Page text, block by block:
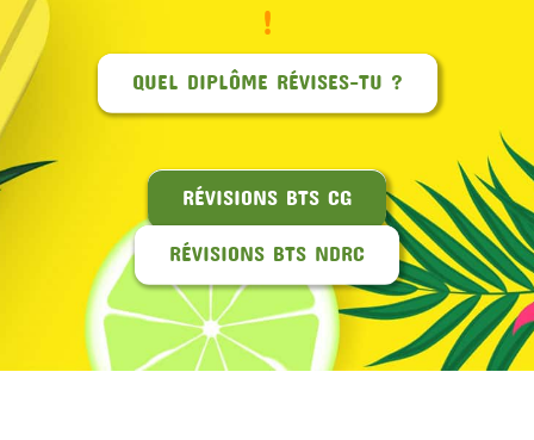
!
QUEL DIPLÔME RÉVISES-TU ?
RÉVISIONS BTS CG
RÉVISIONS BTS NDRC